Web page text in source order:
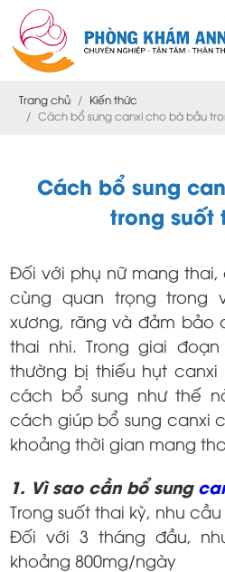
Trang chủ
Kiến thức
Cách bổ sung canxi cho bà bầu
Cách bổ sung
trong suốt
Đối với phụ nữ mang
cùng quan trọng trong
xương, răng và đảm bảo
thai nhi. Trong giai
thường bị thiếu hụt
cách bổ sung như thế
cách giúp bổ sung canxi
khoảng thời gian mang
1. Vì sao cần bổ sung
Trong suốt thai kỳ, nhu
Đối với 3 tháng đầu,
khoảng 800mg/ngày